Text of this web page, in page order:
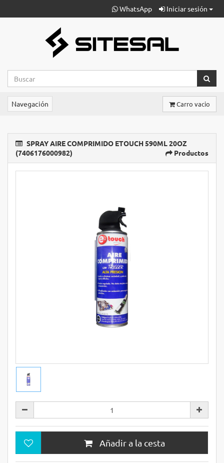
WhatsApp Iniciar sesión
Navegación Carro vacio
SPRAY AIRE COMPRIMIDO ETOUCH 590ML 20OZ
(7406176000982)
Productos
Añadir a la cesta